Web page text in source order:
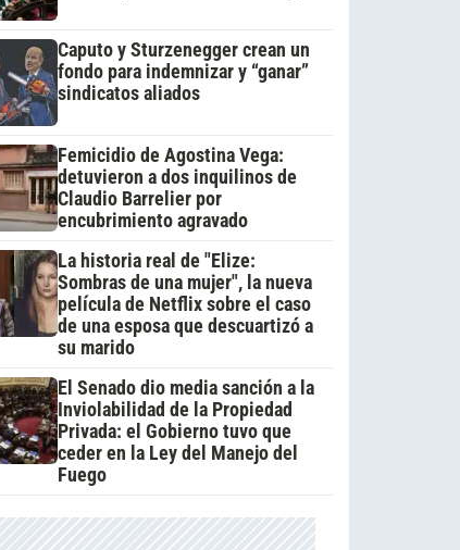
Caputo y Sturzenegger crean un
fondo para indemnizar y “ganar”
sindicatos aliados
Femicidio de Agostina Vega:
detuvieron a dos inquilinos de
Claudio Barrelier por
encubrimiento agravado
La historia real de "Elize:
Sombras de una mujer", la nueva
película de Netflix sobre el caso
de una esposa que descuartizó a
su marido
El Senado dio media sanción a la
Inviolabilidad de la Propiedad
Privada: el Gobierno tuvo que
ceder en la Ley del Manejo del
Fuego